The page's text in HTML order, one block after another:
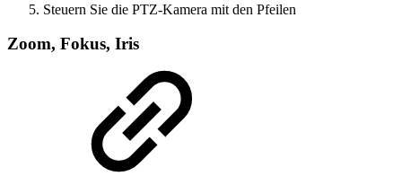
Steuern Sie die PTZ-Kamera mit den Pfeilen
Zoom, Fokus, Iris